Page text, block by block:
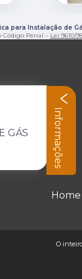
para Instalação de
Código Penal – Lei 9610/
Home
O
GÁS
Informações